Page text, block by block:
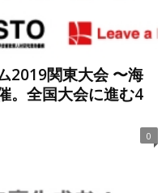
2019関東大会 〜海
。全国大会に進む4
0